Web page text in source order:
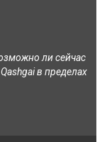
ли сейчас
в пределах